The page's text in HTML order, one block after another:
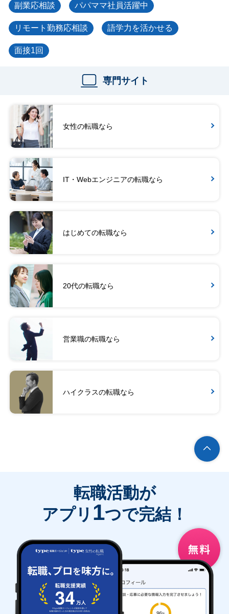
副業応相談 パパママ社員活躍中
リモート勤務応相談 語学力を活かせる
面接1回
専門サイト
女性の転職なら
IT・Webエンジニアの転職なら
はじめての転職なら
20代の転職なら
営業職の転職なら
ハイクラスの転職なら
転職活動が
アプリ 1つで完結！